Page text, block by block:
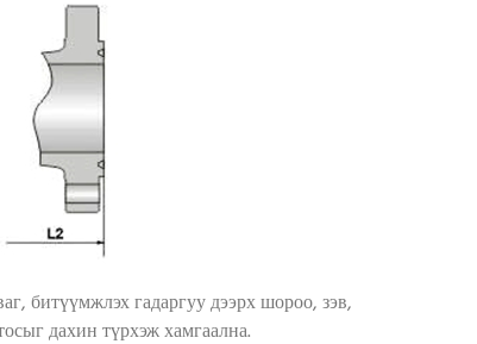
битүүмжлэх гадаргуу дээрх шороо, зэв,
дахин түрхэж хамгаална.